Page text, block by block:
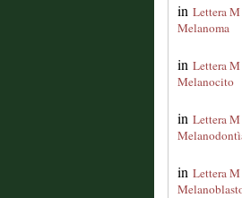
in Lettera M
Melanoma
in Lettera M
Melanocito
in Lettera M
in Lettera M